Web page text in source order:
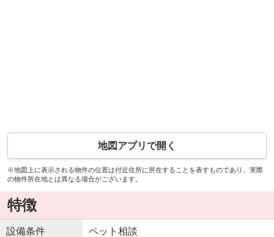
地図アプリで開く
※地図上に表示される物件の位置は付近住所に所在することを表すものであり、実際
の物件所在地とは異なる場合がございます。
特徴
設備条件 ペット相談